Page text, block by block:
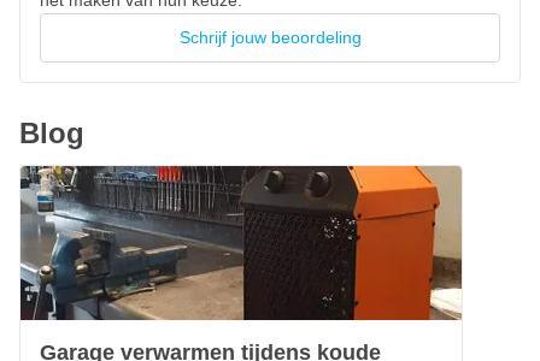
Schrijf jouw beoordeling
Blog
Garage verwarmen tijdens koude